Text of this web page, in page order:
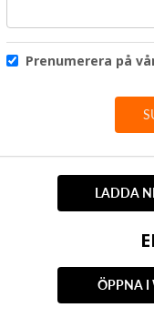
Prenumerera på
LADDA
ÖPPNA I